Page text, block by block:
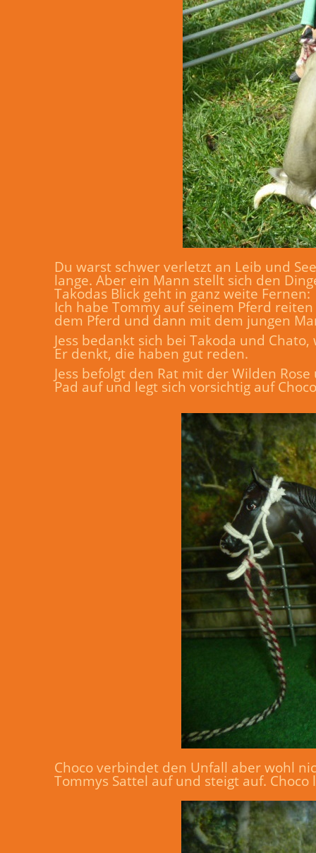
Du warst schwer verletzt an Leib und
lange. Aber ein Mann stellt sich den
Takodas Blick geht in ganz weite Fernen:
Ich habe Tommy auf seinem Pferd
dem Pferd und dann mit dem jungen
Jess bedankt sich bei Takoda und
Er denkt, die haben gut reden.
Jess befolgt den Rat mit der Wilden
Pad auf und legt sich vorsichtig auf
Choco verbindet den Unfall aber wohl
Tommys Sattel auf und steigt auf.